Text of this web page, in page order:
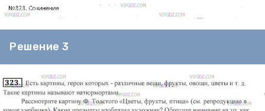
Решение 3